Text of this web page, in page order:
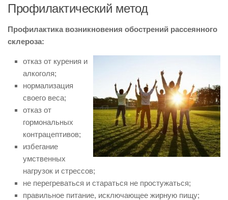
Профилактический метод
Профилактика возникновения обострений рассеянного
склероза:
отказ от курения и
алкоголя;
нормализация
своего веса;
отказ от
гормональных
контрацептивов;
избегание
умственных
нагрузок и стрессов;
не перегреваться и стараться не простужаться;
правильное питание, исключающее жирную пищу;